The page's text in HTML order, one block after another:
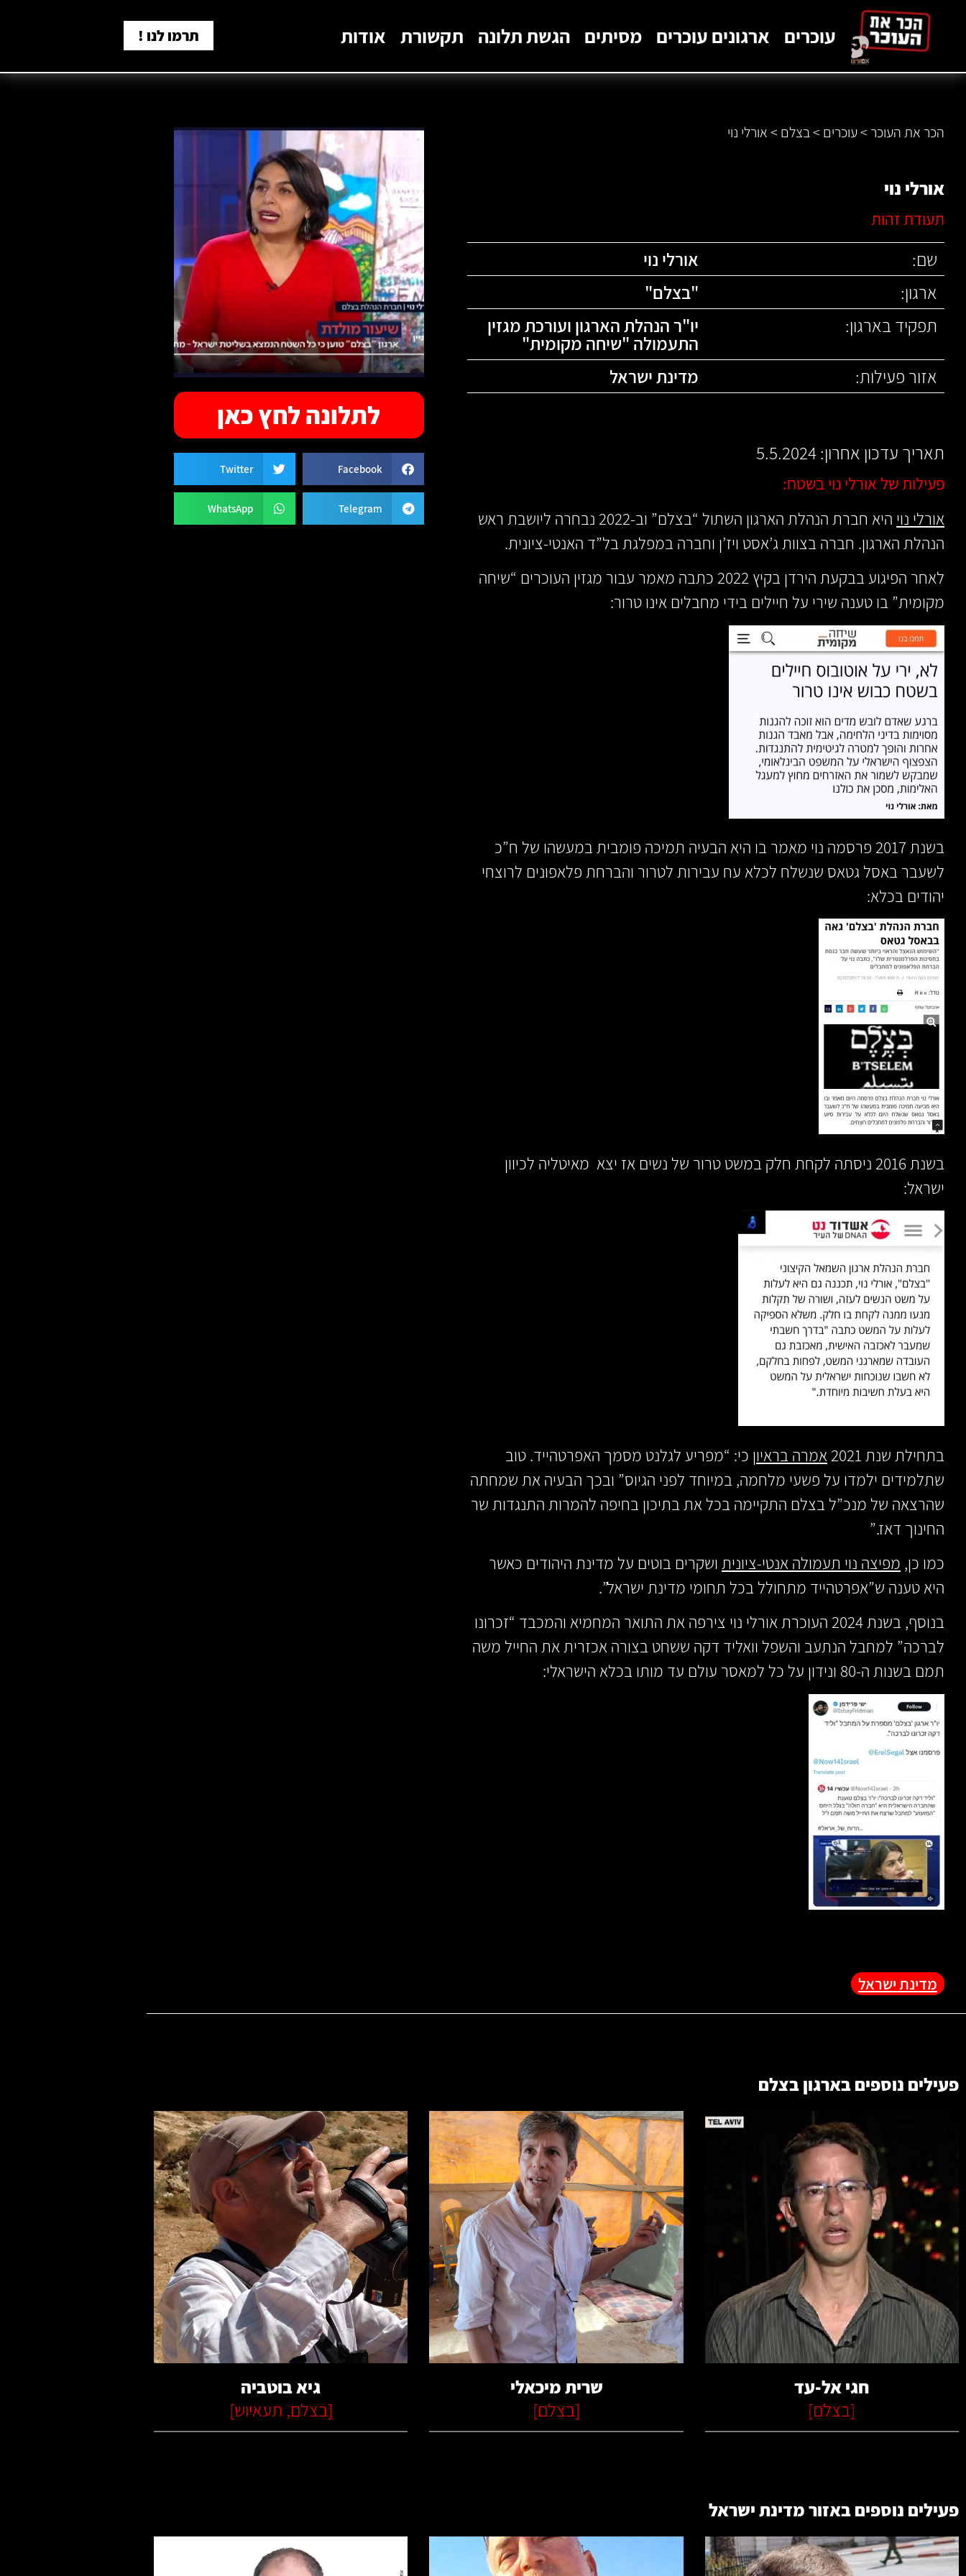
עוכרים ארגונים עוכרים מסיתים הגשת תלונה תקשורת אודות תרמו לנו !
הכר את העוכר >עוכרים >בצלם >אורלי נוי
אורלי נוי
תעודת זהות
שם:
אורלי נוי
ארגון:
"בצלם"
תפקיד בארגון:
יו"ר הנהלת הארגון ועורכת מגזין
התעמולה "שיחה מקומית"
אזור פעילות:
מדינת ישראל
תאריך עדכון אחרון: 5.5.2024
פעילות של אורלי נוי בשטח:
אורלי נוי
היא חברת הנהלת הארגון השתול “בצלם” וב-2022 נבחרה ליושבת ראש
הנהלת הארגון. חברה בצוות ג’אסט ויז’ן וחברה במפלגת בל”ד האנטי-ציונית.
לאחר הפיגוע בבקעת הירדן בקיץ 2022 כתבה מאמר עבור מגזין העוכרים “שיחה
מקומית” בו טענה שירי על חיילים בידי מחבלים אינו טרור:
בשנת 2017 פרסמה נוי מאמר בו היא הבעיה תמיכה פומבית במעשהו של ח”כ
לשעבר באסל גטאס שנשלח לכלא עח עבירות לטרור והברחת פלאפונים לרוצחי
יהודים בכלא:
בשנת 2016 ניסתה לקחת חלק במשט טרור של נשים אז יצא מאיטליה לכיוון
ישראל:
בתחילת שנת 2021 אמרה בראיון כי: “מפריע לגלנט מסמך האפרטהייד. טוב
שתלמידים ילמדו על פשעי מלחמה, במיוחד לפני הגיוס” ובכך הבעיה את שמחתה
שהרצאה של מנכ”ל בצלם התקיימה בכל את בתיכון בחיפה להמרות התנגדות שר
החינוך דאז.”
כמו כן, מפיצה נוי תעמולה אנטי-ציונית ושקרים בוטים על מדינת היהודים כאשר
היא טענה ש”אפרטהייד מתחולל בכל תחומי מדינת ישראל”.
בנוסף, בשנת 2024 העוכרת אורלי נוי צירפה את התואר המחמיא והמכבד “זכרונו
לברכה” למחבל הנתעב והשפל וואליד דקה ששחט בצורה אכזרית את החייל משה
תמם בשנות ה-80 ונידון על כל למאסר עולם עד מותו בכלא הישראלי:
מדינת ישראל
לתלונה לחץ כאן
Facebook
Twitter
Telegram
WhatsApp
פעילים נוספים בארגוןבצלם
קרא עוד
חגי אל-עד
[בצלם]
קרא עוד
שרית מיכאלי
[בצלם]
קרא עוד
גיא בוטביה
[בצלם, תעאיוש]
פעילים נוספים באזורמדינת ישראל